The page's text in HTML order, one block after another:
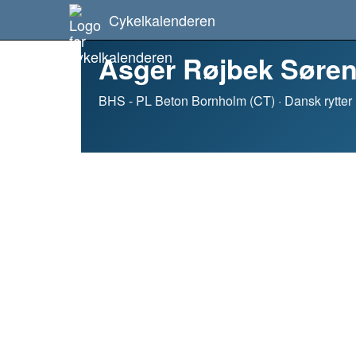
Cykelkalenderen
Asger Røjbek
BHS - PL Beton Bornholm (CT) · Dansk rytter